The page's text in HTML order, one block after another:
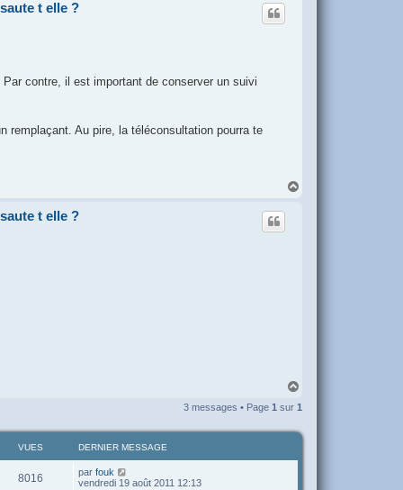
t elle ?
contre, il est important de conserver un suivi
remplaçant. Au pire, la téléconsultation pourra te
t elle ?
u
3 messages • Page 1 sur 1
VUES DERNIER MESSAGE
8016 par fouk
vendredi 19 août 2011 12:13